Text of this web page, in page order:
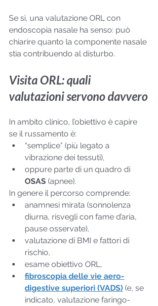
Se sì, una valutazione ORL con
endoscopia nasale ha senso: può
chiarire quanto la componente nasale
stia contribuendo al disturbo.
Visita ORL: quali
valutazioni servono davvero
In ambito clinico, l’obiettivo è capire
se il russamento è:
“semplice” (più legato a
vibrazione dei tessuti),
oppure parte di un quadro di
OSAS (apnee).
In genere il percorso comprende:
anamnesi mirata (sonnolenza
diurna, risvegli con fame d’aria,
pause osservate),
valutazione di BMI e fattori di
rischio,
esame obiettivo ORL,
fibroscopia delle vie aero-
digestive superiori (VADS) (e, se
indicato, valutazione faringo-